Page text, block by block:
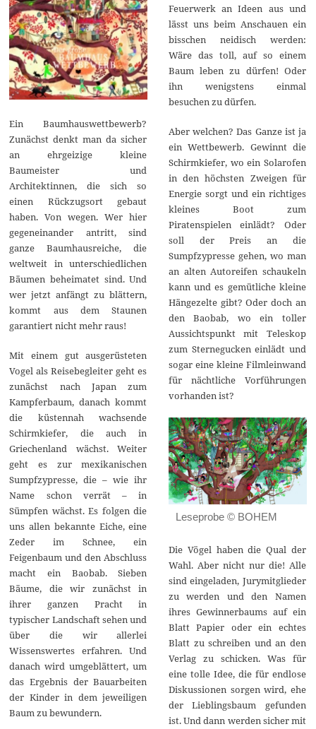
Ein Baumhauswettbewerb?
Zunächst denkt man da sicher
an ehrgeizige kleine
Baumeister und
Architektinnen, die sich so
einen Rückzugsort gebaut
haben. Von wegen. Wer hier
gegeneinander antritt, sind
ganze Baumhausreiche, die
weltweit in unterschiedlichen
Bäumen beheimatet sind. Und
wer jetzt anfängt zu blättern,
kommt aus dem Staunen
garantiert nicht mehr raus!
Mit einem gut ausgerüsteten
Vogel als Reisebegleiter geht es
zunächst nach Japan zum
Kampferbaum, danach kommt
die küstennah wachsende
Schirmkiefer, die auch in
Griechenland wächst. Weiter
geht es zur mexikanischen
Sumpfzypresse, die – wie ihr
Name schon verrät – in
Sümpfen wächst. Es folgen die
uns allen bekannte Eiche, eine
Zeder im Schnee, ein
Feigenbaum und den Abschluss
macht ein Baobab. Sieben
Bäume, die wir zunächst in
ihrer ganzen Pracht in
typischer Landschaft sehen und
über die wir allerlei
Wissenswertes erfahren. Und
danach wird umgeblättert, um
das Ergebnis der Bauarbeiten
der Kinder in dem jeweiligen
Baum zu bewundern.
Feuerwerk an Ideen aus und
lässt uns beim Anschauen ein
bisschen neidisch werden:
Wäre das toll, auf so einem
Baum leben zu dürfen! Oder
ihn wenigstens einmal
besuchen zu dürfen.
Aber welchen? Das Ganze ist ja
ein Wettbewerb. Gewinnt die
Schirmkiefer, wo ein Solarofen
in den höchsten Zweigen für
Energie sorgt und ein richtiges
kleines Boot zum
Piratenspielen einlädt? Oder
soll der Preis an die
Sumpfzypresse gehen, wo man
an alten Autoreifen schaukeln
kann und es gemütliche kleine
Hängezelte gibt? Oder doch an
den Baobab, wo ein toller
Aussichtspunkt mit Teleskop
zum Sternegucken einlädt und
sogar eine kleine Filmleinwand
für nächtliche Vorführungen
vorhanden ist?
Leseprobe © BOHEM
Die Vögel haben die Qual der
Wahl. Aber nicht nur die! Alle
sind eingeladen, Jurymitglieder
zu werden und den Namen
ihres Gewinnerbaums auf ein
Blatt Papier oder ein echtes
Blatt zu schreiben und an den
Verlag zu schicken. Was für
eine tolle Idee, die für endlose
Diskussionen sorgen wird, ehe
der Lieblingsbaum gefunden
ist. Und dann werden sicher mit